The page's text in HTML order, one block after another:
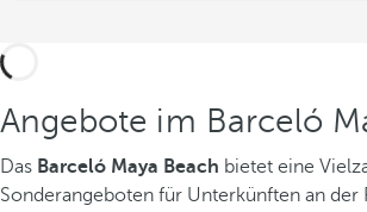
Angebote im Barceló
Das Barceló Maya Beach bietet eine
Sonderangeboten für Unterkünften an der